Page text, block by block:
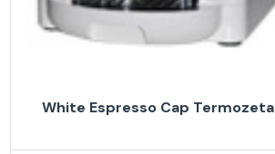
White Espresso Cap Termozeta